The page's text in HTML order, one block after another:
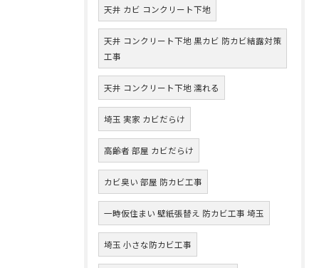
天井 カビ コンクリート下地
天井 コンクリート下地 黒カビ 防カビ結露対策
工事
天井 コンクリート下地 濡れる
埼玉 実家 カビだらけ
高齢者 部屋 カビだらけ
カビ臭い 部屋 防カビ工事
一時仮住まい 壁紙張替え 防カビ工事 埼玉
埼玉 小さな防カビ工事